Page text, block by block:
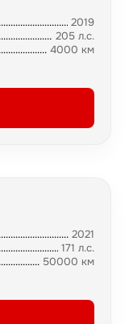
2019
205 л.с.
4000 км
2021
171 л.с.
50000 км